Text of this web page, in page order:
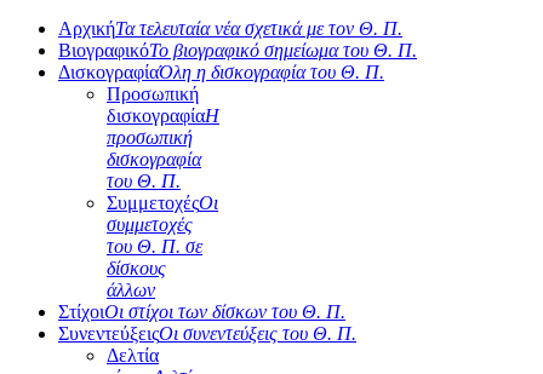
ΑρχικήΤα τελευταία νέα σχετικά με τον Θ. Π.
ΒιογραφικόΤο βιογραφικό σημείωμα του Θ. Π.
ΔισκογραφίαΌλη η δισκογραφία του Θ. Π.
Προσωπική
δισκογραφίαΗ
προσωπική
δισκογραφία
του Θ. Π.
ΣυμμετοχέςΟι
συμμετοχές
του Θ. Π. σε
δίσκους
άλλων
ΣτίχοιΟι στίχοι των δίσκων του Θ. Π.
ΣυνεντεύξειςΟι συνεντεύξεις του Θ. Π.
Δελτία